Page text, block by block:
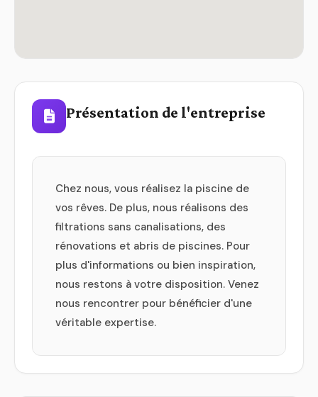
Présentation de l'entreprise
Chez nous, vous réalisez la piscine de
vos rêves. De plus, nous réalisons des
filtrations sans canalisations, des
rénovations et abris de piscines. Pour
plus d'informations ou bien inspiration,
nous restons à votre disposition. Venez
nous rencontrer pour bénéficier d'une
véritable expertise.